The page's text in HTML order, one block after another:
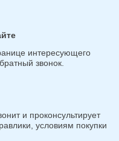
интересующего
звонок.
и проконсультирует
условиям покупки